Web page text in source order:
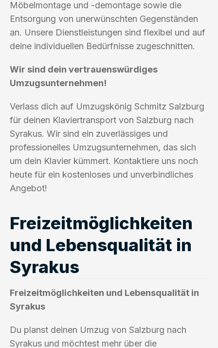
Möbelmontage und -demontage sowie die
Entsorgung von unerwünschten Gegenständen
an. Unsere Dienstleistungen sind flexibel und auf
deine individuellen Bedürfnisse zugeschnitten.
Wir sind dein vertrauenswürdiges
Umzugsunternehmen!
Verlass dich auf Umzugskönig Schmitz Salzburg
für deinen Klaviertransport von Salzburg nach
Syrakus. Wir sind ein zuverlässiges und
professionelles Umzugsunternehmen, das sich
um dein Klavier kümmert. Kontaktiere uns noch
heute für ein kostenloses und unverbindliches
Angebot!
Freizeitmöglichkeiten
und Lebensqualität in
Syrakus
Freizeitmöglichkeiten und Lebensqualität in
Syrakus
Du planst deinen Umzug von Salzburg nach
Syrakus und möchtest mehr über die